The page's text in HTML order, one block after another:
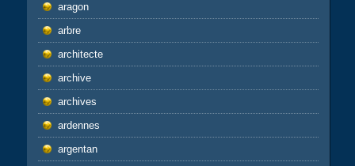
aragon
arbre
architecte
archive
archives
ardennes
argentan